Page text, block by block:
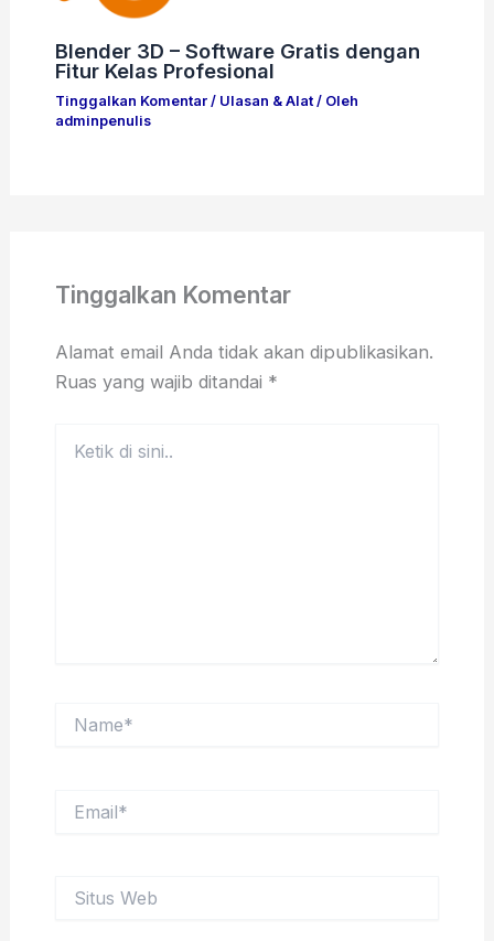
Blender 3D – Software Gratis dengan
Fitur Kelas Profesional
Tinggalkan Komentar / Ulasan & Alat/ Oleh
adminpenulis
Tinggalkan Komentar
Alamat email Anda tidak akan dipublikasikan.
Ruas yang wajib ditandai *
Web